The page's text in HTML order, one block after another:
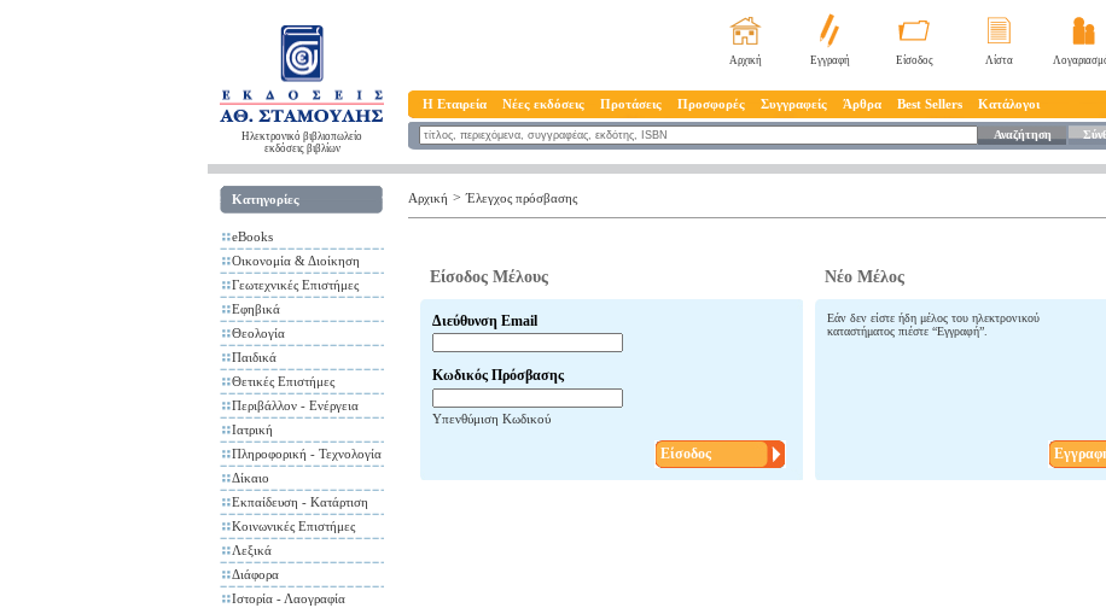
Ηλεκτρονικό βιβλιοπωλείο
εκδόσεις βιβλίων
Αρχική Εγγραφή Είσοδος Λίστα
Η Εταιρεία Νέες εκδόσεις Προτάσεις Προσφορές Συγγραφείς Άρθρα Best Sellers Κατάλογοι
Αναζήτηση
Κατηγορίες
eBooks
Οικονομία & Διοίκηση
Γεωτεχνικές Επιστήμες
Εφηβικά
Θεολογία
Παιδικά
Θετικές Επιστήμες
Περιβάλλον - Ενέργεια
Ιατρική
Πληροφορική - Τεχνολογία
Δίκαιο
Εκπαίδευση - Κατάρτιση
Κοινωνικές Επιστήμες
Λεξικά
Διάφορα
Ιστορία - Λαογραφία
Αρχική > Έλεγχος πρόσβασης
Είσοδος Μέλους Νέο Μέλος
Διεύθυνση Email
Κωδικός Πρόσβασης
Υπενθύμιση Κωδικού
Είσοδος
Εάν δεν είστε ήδη μέλος του ηλεκτρονικού
καταστήματος πιέστε “Εγγραφή”.